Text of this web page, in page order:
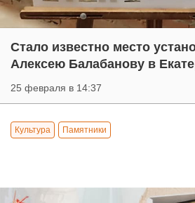
Стало известно место
Алексею Балабанову в
25 февраля в 14:37
Культура Памятники